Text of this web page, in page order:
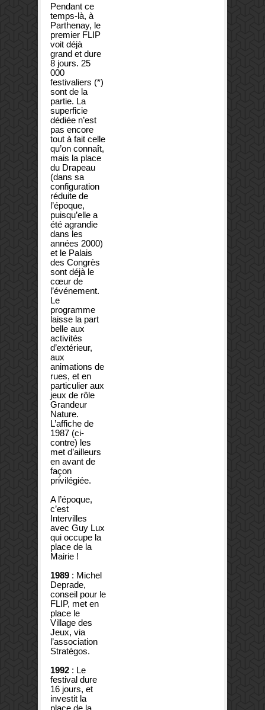
Pendant ce
temps-là, à
Parthenay, le
premier FLIP
voit déjà
grand et dure
8 jours. 25
000
festivaliers (*)
sont de la
partie. La
superficie
dédiée n’est
pas encore
tout à fait celle
qu’on connaît,
mais la place
du Drapeau
(dans sa
configuration
réduite de
l’époque,
puisqu’elle a
été agrandie
dans les
années 2000)
et le Palais
des Congrès
sont déjà le
cœur de
l’événement.
Le
programme
laisse la part
belle aux
activités
d’extérieur,
aux
animations de
rues, et en
particulier aux
jeux de rôle
Grandeur
Nature.
L’affiche de
1987 (ci-
contre) les
met d’ailleurs
en avant de
façon
privilégiée.
A l’époque,
c’est
Intervilles
avec Guy Lux
qui occupe la
place de la
Mairie !
1989 : Michel
Deprade,
conseil pour le
FLIP, met en
place le
Village des
Jeux, via
l’association
Stratégos.
1992 : Le
festival dure
16 jours, et
investit la
place de la